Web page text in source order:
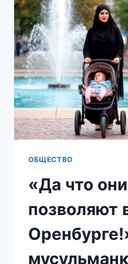
ПРИ
В
ОБЩЕСТВО
«Да что
позволяют